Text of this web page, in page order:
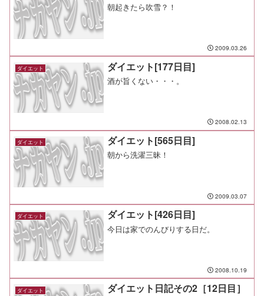
朝起きたら吹雪？！
2009.03.26
ダイエット ダイエット[177日目]
酒が旨くない・・・。
2008.02.13
ダイエット ダイエット[565日目]
朝から洗濯三昧！
2009.03.07
ダイエット ダイエット[426日目]
今日は家でのんびりする日だ。
2008.10.19
ダイエット ダイエット日記その2［12日目］